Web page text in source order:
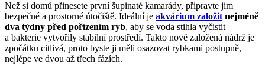
Než si domů přinesete první šupinaté kamarády, připravte jim
bezpečné a prostorné útočiště. Ideální je akvárium založit nejméně
dva týdny před pořízením ryb, aby se voda stihla vyčistit
a bakterie vytvořily stabilní prostředí. Takto nově založená nádrž je
zpočátku citlivá, proto byste ji měli osazovat rybkami postupně,
nejlépe ve dvou až třech fázích.